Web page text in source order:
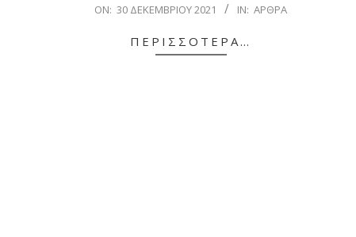
ON: 30 ΔΕΚΕΜΒΡΊΟΥ 2021 IN: ΆΡΘΡΑ
ΠΕΡΙΣΣΌΤΕΡΑ…